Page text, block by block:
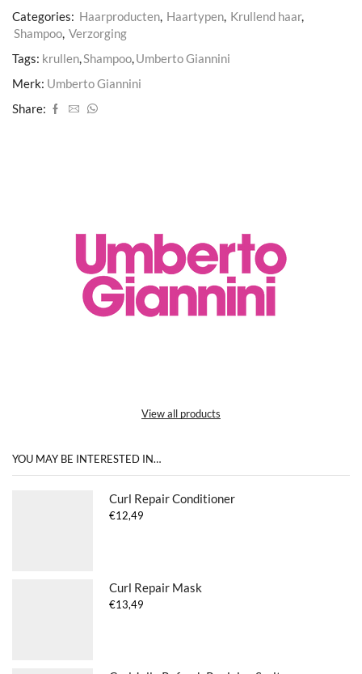
Categories: Haarproducten, Haartypen, Krullend haar,
Shampoo, Verzorging
Tags: krullen,Shampoo,Umberto Giannini
Merk: Umberto Giannini
Share:
View all products
YOU MAY BE INTERESTED IN…
Curl Repair Conditioner
€12,49
Curl Repair Mask
€13,49